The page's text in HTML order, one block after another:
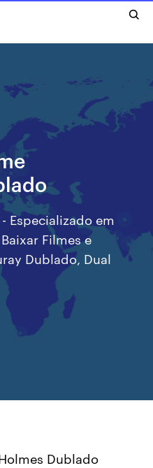
Especializado em
Filmes e
Dublado, Dual
Dublado